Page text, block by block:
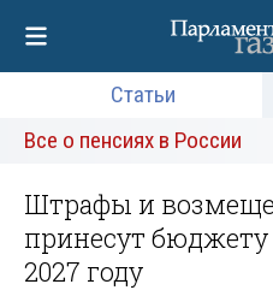
Статьи
Все о пенсиях в России
Штрафы и
принесут
2027 году